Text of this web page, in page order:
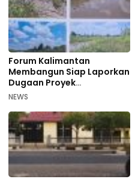
Forum Kalimantan
Membangun Siap Laporkan
Dugaan Proyek
Bermasalah PUPR Kalteng
NEWS